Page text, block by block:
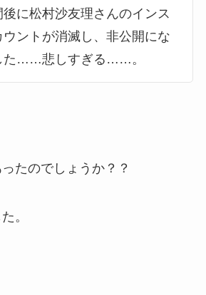
後に松村沙友理さんのインス
ウントが消滅し、非公開にな
た……悲しすぎる……。
たのでしょうか？？
。